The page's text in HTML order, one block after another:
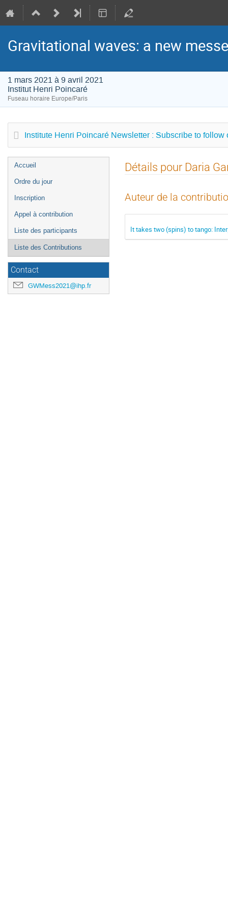
Gravitational waves: a new
1 mars 2021 à 9 avril 2021
Institut Henri Poincaré
Fuseau horaire Europe/Paris
Institute Henri Poincaré Newsletter : Subscribe to follow
Menu
de
Accueil
Ordre du jour
Inscription
Appel à contribution
Liste des participants
Liste des Contributions
Contact
GWMess2021@ihp.fr
Détails pour Daria
Auteur de la
It takes two (spins) to tango: